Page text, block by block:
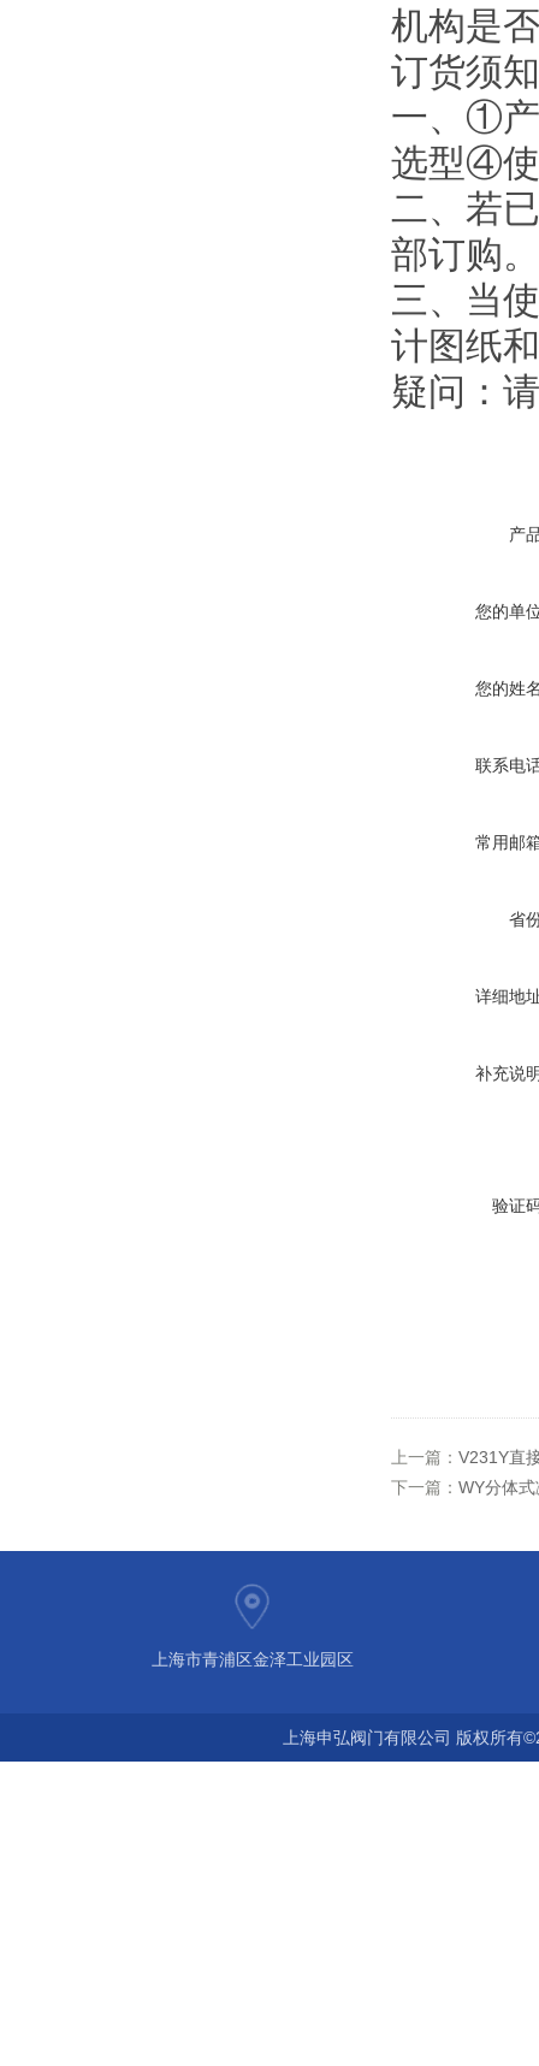
机构是
订货须
一、①
选型④使
二、若
部订购。
三、当
计图纸
疑问：
产
您的单
您的姓
联系电
常用邮
省
详细地
补充说
验证
上一篇： V231Y直
下一篇： WY分体
上海市青浦区金泽工业园区
上海申弘阀门有限公司 版权所有